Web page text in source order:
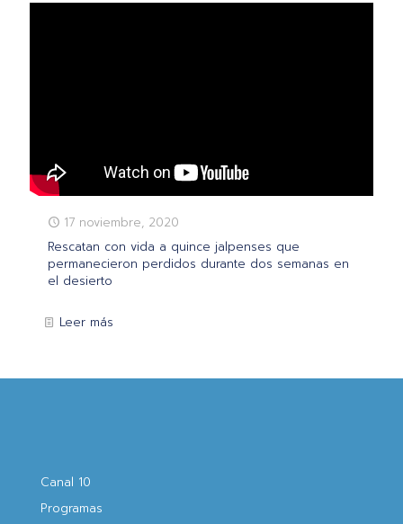
17 noviembre, 2020
Rescatan con vida a quince jalpenses que
permanecieron perdidos durante dos semanas en
el desierto
Leer más
Canal 10
Programas